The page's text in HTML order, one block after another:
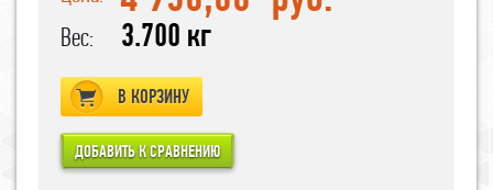
Вес: 3.700 кг
В КОРЗИНУ